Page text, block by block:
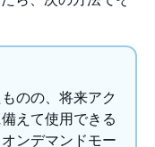
のの、将来アク
えて使用できる
ンデマンドモー